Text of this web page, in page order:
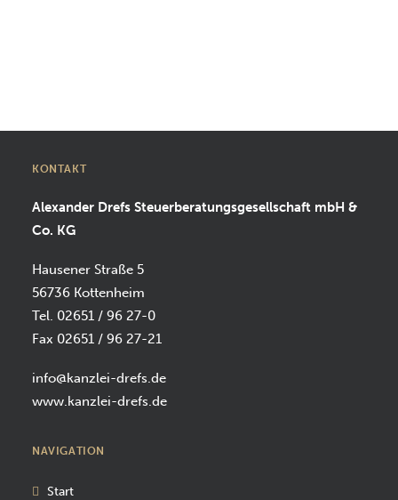
KONTAKT
Alexander Drefs Steuerberatungsgesellschaft mbH &
Co. KG
Hausener Straße 5
56736 Kottenheim
Tel. 02651 / 96 27-0
Fax 02651 / 96 27-21
info@kanzlei-drefs.de
www.kanzlei-drefs.de
NAVIGATION
Start